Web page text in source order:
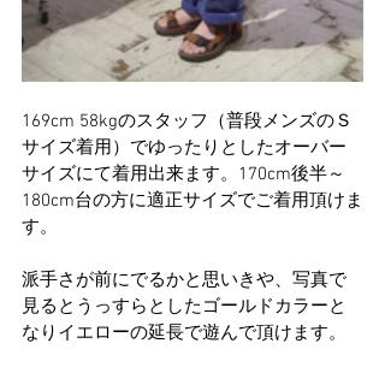
169cm 58kgのスタッフ（普段メンズのＳ
サイズ着用）でゆったりとしたオーバー
サイズにて着用出来ます。170cm後半～
180cm台の方に適正サイズでご着用頂けま
す。
派手さが前にでるかと思いきや、写真で
見るとうっすらとしたゴールドカラーと
なりイエローの延長で遊んで頂けます。